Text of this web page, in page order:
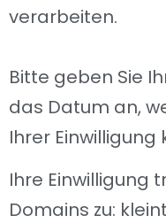
verarbeiten.
Bitte geben Sie
das Datum an,
Ihrer
Ihre Einwilligung
Domains zu: